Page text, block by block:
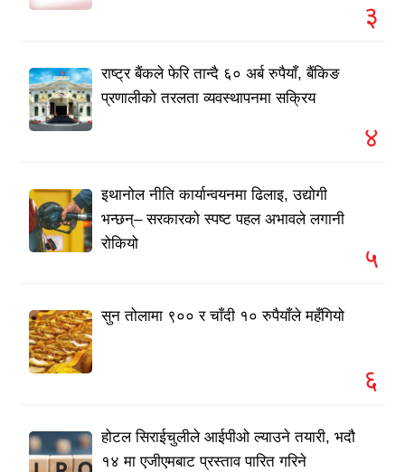
३
राष्ट्र बैंकले फेरि तान्दै ६० अर्ब रुपैयाँ, बैंकिङ
प्रणालीको तरलता व्यवस्थापनमा सक्रिय
४
इथानोल नीति कार्यान्वयनमा ढिलाइ, उद्योगी
भन्छन्– सरकारको स्पष्ट पहल अभावले लगानी
रोकियो
५
सुन तोलामा ९०० र चाँदी १० रुपैयाँले महँगियो
६
होटल सिराईचुलीले आईपीओ ल्याउने तयारी, भदौ
१४ मा एजीएमबाट प्रस्ताव पारित गरिने